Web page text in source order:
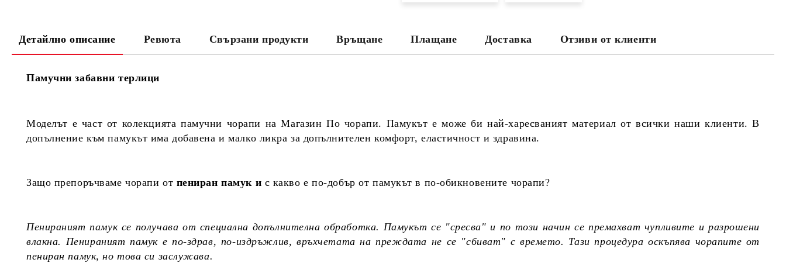
Детайлно описание Ревюта Свързани продукти Връщане Плащане Доставка Отзиви от клиенти
Памучни забавни терлици
Моделът е част от колекцията памучни чорапи на Магазин По чорапи. Памукът е може би най-харесваният материал от всички наши клиенти. В
допълнение към памукът има добавена и малко ликра за допълнителен комфорт, еластичност и здравина.
Защо препоръчваме чорапи от пениран памук и с какво е по-добър от памукът в по-обикновените чорапи?
Пенираният памук се получава от специална допълнителна обработка. Памукът се "сресва" и по този начин се премахват чупливите и разрошени
влакна. Пенираният памук е по-здрав, по-издръжлив, връхчетата на преждата не се "сбиват" с времето. Тази процедура оскъпява чорапите от
пениран памук, но това си заслужава.